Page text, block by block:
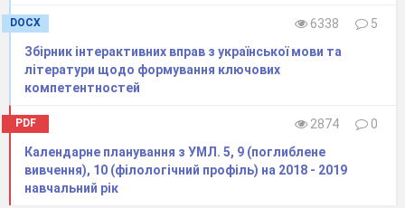
оригінальністю, відвідують одні й ті самі
місця: Ластівчине гніздо, набережну в Ялті,
Лівадійський палац... Але це лише мізерна
частина скарбів дивовижного Криму.
Майже сорок років тому біля села
Топлу був заснований монастир. У глухій
пущі, у землянках без будь-яких засобів до
існування поселилися дев’ять перших
DOCX 6338
5
Збірник інтерактивних вправ з української мови та
літератури щодо формування ключових
компетентностей
PDF 2874
0
Календарне планування з УМЛ. 5, 9 (поглиблене
вивчення), 10 (філологічний профіль) на 2018 - 2019
навчальний рік